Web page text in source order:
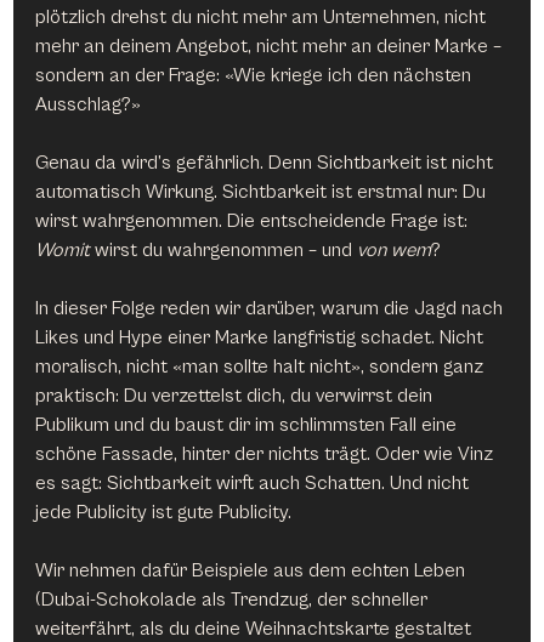
plötzlich drehst du nicht mehr am Unternehmen, nicht
mehr an deinem Angebot, nicht mehr an deiner Marke –
sondern an der Frage: «Wie kriege ich den nächsten
Ausschlag?»
Genau da wird’s gefährlich. Denn Sichtbarkeit ist nicht
automatisch Wirkung. Sichtbarkeit ist erstmal nur: Du
wirst wahrgenommen. Die entscheidende Frage ist:
Womit wirst du wahrgenommen – und von wem?
In dieser Folge reden wir darüber, warum die Jagd nach
Likes und Hype einer Marke langfristig schadet. Nicht
moralisch, nicht «man sollte halt nicht», sondern ganz
praktisch: Du verzettelst dich, du verwirrst dein
Publikum und du baust dir im schlimmsten Fall eine
schöne Fassade, hinter der nichts trägt. Oder wie Vinz
es sagt: Sichtbarkeit wirft auch Schatten. Und nicht
jede Publicity ist gute Publicity.
Wir nehmen dafür Beispiele aus dem echten Leben
(Dubai-Schokolade als Trendzug, der schneller
weiterfährt, als du deine Weihnachtskarte gestaltet